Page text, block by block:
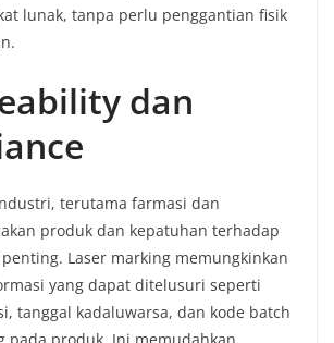
lunak, tanpa perlu penggantian fisik
dan
terutama farmasi dan
produk dan kepatuhan terhadap
Laser marking memungkinkan
yang dapat ditelusuri seperti
tanggal kadaluwarsa, dan kode batch